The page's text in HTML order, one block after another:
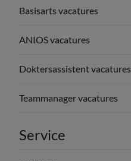
Basisarts vacatures
ANIOS vacatures
Doktersassistent vacatures
Teammanager vacatures
Service